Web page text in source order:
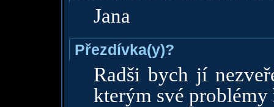
Jana
Přezdívka(y)?
Radši bych jí
kterým své